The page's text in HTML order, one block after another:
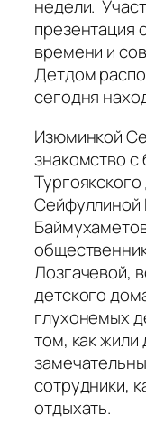
недели.
презентация
времени и
Детдом
сегодня
Изюминкой
знакомство
Сейфуллиной
Лозгачевой,
детского
глухонемых
том, как жили
сотрудники,
отдыхать.